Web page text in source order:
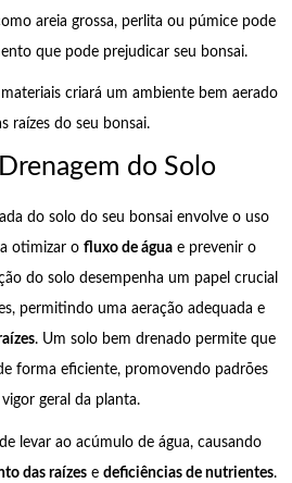
areia grossa, perlita ou púmice pode
que pode prejudicar seu bonsai.
criará um ambiente bem aerado
raízes do seu bonsai.
do Solo
do solo do seu bonsai envolve o uso
otimizar o fluxo de águae prevenir o
do solo desempenha um papel crucial
permitindo uma aeração adequada e
. Um solo bem drenado permite que
forma eficiente, promovendo padrões
geral da planta.
levar ao acúmulo de água, causando
das raízese deficiências de nutrientes.